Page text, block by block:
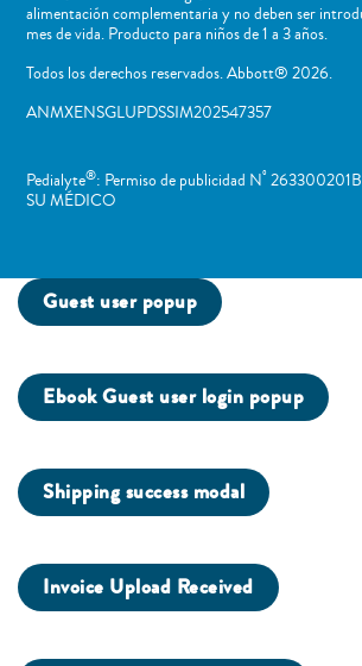
alimentación complementaria y no deben ser
mes de vida. Producto para niños de 1 a 3 años.
Todos los derechos reservados. Abbott® 2026.
ANMXENSGLUPDSSIM202547357
Pedialyte®: Permiso de publicidad Nº
SU MÉDICO
Guest user popup
Ebook Guest user login popup
Shipping success modal
Invoice Upload Received